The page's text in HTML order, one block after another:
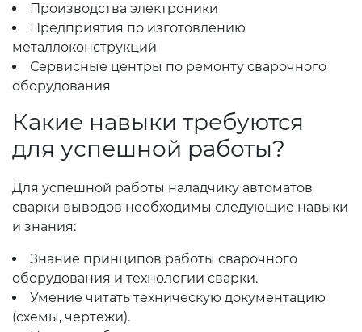
Производства электроники
Предприятия по изготовлению
металлоконструкций
Сервисные центры по ремонту сварочного
оборудования
Какие навыки требуются
для успешной работы?
Для успешной работы наладчику автоматов
сварки выводов необходимы следующие навыки
и знания:
Знание принципов работы сварочного
оборудования и технологии сварки.
Умение читать техническую документацию
(схемы, чертежи).